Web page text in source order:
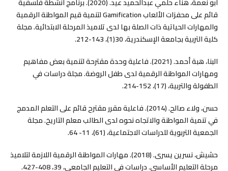
قائم على محفزات الألعاب Gamification لتنمية قيم المواطنة الرقمية
والمهارات الحياتية ذات الصلة بها لدى تلاميذ المرحلة الابتدائية. مجلة
كلية التربية بجامعة الإسكندرية، 30(1)، 143-212.
البنا، هبة أحمد. (2021). فاعلية وحدة مقترحة لتنمية بعض مفاهيم
ومهارات المواطنة الرقمية لدى طفل الروضة. مجلة دراسات في
الطفولة والتربية، (17)، 152-214.
حسن، ولاء صالح. (2014). فاعلية مقرر مقترح قائم على التعلم المدمج
في تنمية المواطنة والاتجاه نحوه لدى الطالب معلم التاريخ. مجلة
الجمعية التربوية للدراسات الاجتماعية، (61)، 11- 64.
حشيش، نسرين يسرى. (2018). مهارات المواطنة الرقمية اللازمة لتلاميذ
مرحلة التعليم الأساسي. دراسات في التعليم الجامعي، 39، 408-427.